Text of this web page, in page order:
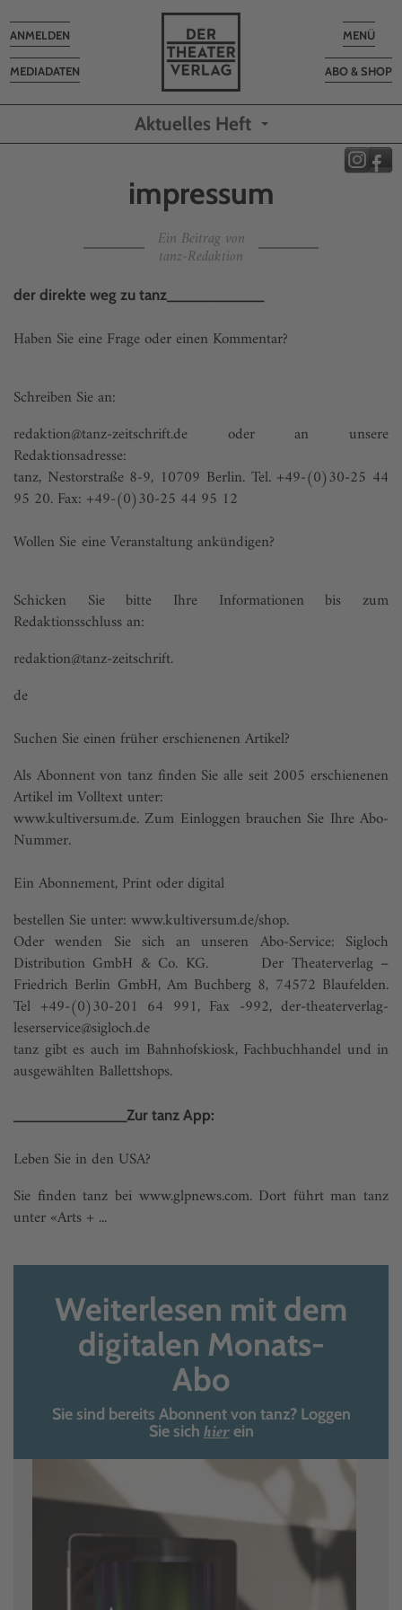
Toggle
MENÜ
ABO & SHOP
MEDIADATEN
Toggle
navigation
ANMELDEN
Aktuelles Heft
impressum
Ein Beitrag von
tanz-Redaktion
der direkte weg zu tanz____________
Haben Sie eine Frage oder einen Kommentar?
Schreiben Sie an:
redaktion@tanz-zeitschrift.de oder an unsere
Redaktionsadresse:
tanz, Nestorstraße 8-9, 10709 Berlin. Tel. +49-(0)30-25 44
95 20. Fax: +49-(0)30-25 44 95 12
Wollen Sie eine Veranstaltung ankündigen?
Schicken Sie bitte Ihre Informationen bis zum
Redaktionsschluss an:
redaktion@tanz-zeitschrift.
de
Suchen Sie einen früher erschienenen Artikel?
Als Abonnent von tanz finden Sie alle seit 2005 erschienenen
Artikel im Volltext unter:
www.kultiversum.de. Zum Einloggen brauchen Sie Ihre Abo-
Nummer.
Ein Abonnement, Print oder digital
bestellen Sie unter: www.kultiversum.de/shop.
Oder wenden Sie sich an unseren Abo-Service: Sigloch
Distribution GmbH & Co. KG. Der Theaterverlag –
Friedrich Berlin GmbH, Am Buchberg 8, 74572 Blaufelden.
Tel +49-(0)30-201 64 991, Fax -992, der-theaterverlag-
leserservice@sigloch.de
tanz gibt es auch im Bahnhofskiosk, Fachbuchhandel und in
ausgewählten Ballettshops.
______________Zur tanz App:
Leben Sie in den USA?
Sie finden tanz bei www.glpnews.com. Dort führt man tanz
unter «Arts + ...
Weiterlesen mit dem
digitalen Monats-
Abo
Sie sind bereits Abonnent von tanz? Loggen
Sie sich hierein